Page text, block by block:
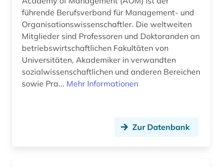
bruttoinlandsprodukt (1)
brüssel (1)
buchbestand (1)
buchführung (6)
führende Berufsverband für Management- und
Organisationswissenschaftler. Die weltweiten
Mitglieder sind Professoren und Doktoranden an
betriebswirtschaftlichen Fakultäten von
Universitäten, Akademiker in verwandten
sozialwissenschaftlichen und anderen Bereichen
sowie Pra... Mehr Informationen
Zur Datenbank